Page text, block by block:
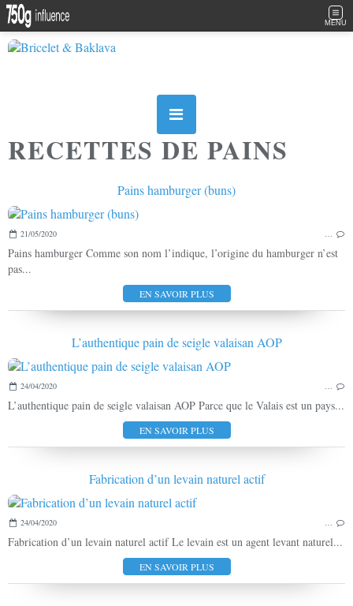
MENU
RECETTES DE PAINS
Pains hamburger (buns)
21/05/2020 …
Pains hamburger Comme son nom l’indique, l’origine du hamburger n’est
pas...
EN SAVOIR PLUS
L’authentique pain de seigle valaisan AOP
24/04/2020 …
L’authentique pain de seigle valaisan AOP Parce que le Valais est un pays...
EN SAVOIR PLUS
Fabrication d’un levain naturel actif
24/04/2020 …
Fabrication d’un levain naturel actif Le levain est un agent levant naturel...
EN SAVOIR PLUS